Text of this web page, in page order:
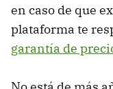
en caso de que
plataforma te
garantía de